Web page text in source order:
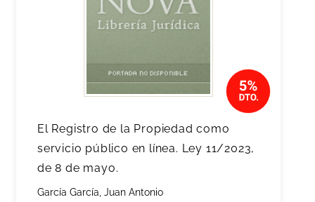
El Registro de la Propiedad como
servicio público en línea. Ley 11/2023,
de 8 de mayo.
García García, Juan Antonio